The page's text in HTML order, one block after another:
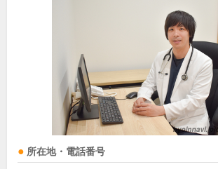
所在地・電話番号